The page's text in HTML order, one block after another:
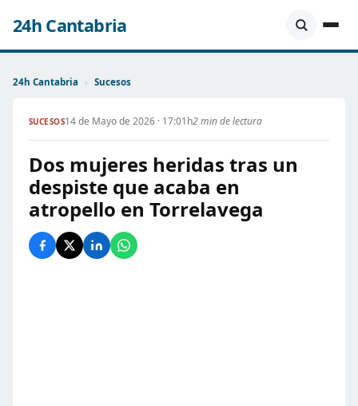
24h Cantabria
24h Cantabria › Sucesos
SUCESOS14 de Mayo de 2026 · 17:01h2 min de lectura
Dos mujeres heridas tras un
despiste que acaba en
atropello en Torrelavega